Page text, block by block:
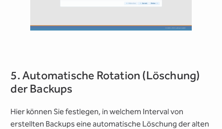
5. Automatische Rotation (Löschung)
der Backups
Hier können Sie festlegen, in welchem Interval von
erstellten Backups eine automatische Löschung der alten